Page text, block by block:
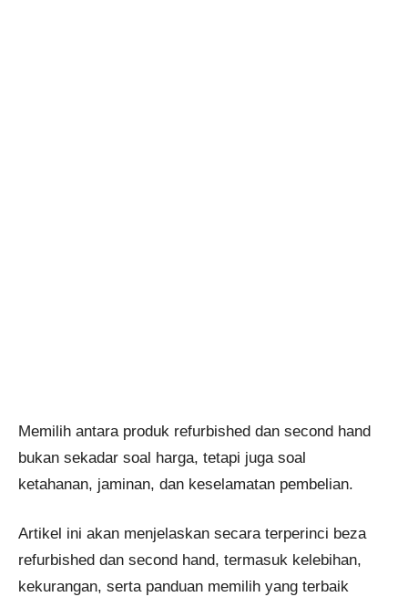
Memilih antara produk refurbished dan second hand
bukan sekadar soal harga, tetapi juga soal
ketahanan, jaminan, dan keselamatan pembelian.
Artikel ini akan menjelaskan secara terperinci beza
refurbished dan second hand, termasuk kelebihan,
kekurangan, serta panduan memilih yang terbaik